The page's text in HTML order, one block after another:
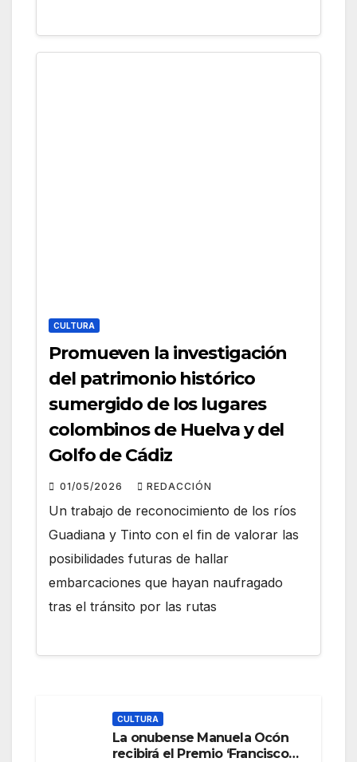
CULTURA
Promueven la investigación
del patrimonio histórico
sumergido de los lugares
colombinos de Huelva y del
Golfo de Cádiz
01/05/2026 REDACCIÓN
Un trabajo de reconocimiento de los ríos
Guadiana y Tinto con el fin de valorar las
posibilidades futuras de hallar
embarcaciones que hayan naufragado
tras el tránsito por las rutas
CULTURA
La onubense Manuela Ocón
recibirá el Premio ‘Francisco